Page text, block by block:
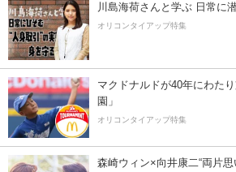
川島海荷さんと学ぶ 日常に
オリコンタイアップ特集
マクドナルドが40年にわた
園」
オリコンタイアップ特集
森崎ウィン×向井康二“両片